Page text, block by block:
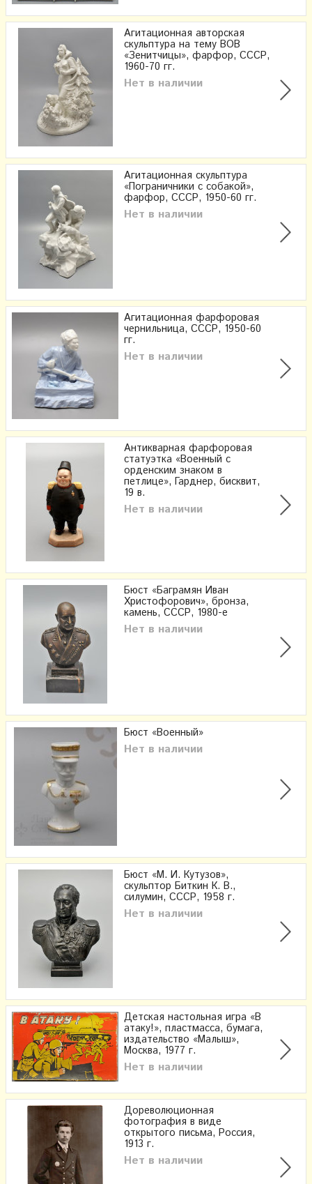
Агитационная авторская
скульптура на тему ВОВ
«Зенитчицы», фарфор, СССР,
1960-70 гг.
Нет в наличии
Агитационная скульптура
«Пограничники с собакой»,
фарфор, СССР, 1950-60 гг.
Нет в наличии
Агитационная фарфоровая
чернильница, СССР, 1950-60
гг.
Нет в наличии
Антикварная фарфоровая
статуэтка «Военный с
орденским знаком в
петлице», Гарднер, бисквит,
19 в.
Нет в наличии
Бюст «Баграмян Иван
Христофорович», бронза,
камень, СССР, 1980-е
Нет в наличии
Бюст «Военный»
Нет в наличии
Бюст «М. И. Кутузов»,
скульптор Биткин К. В.,
силумин, СССР, 1958 г.
Нет в наличии
Детская настольная игра «В
атаку!», пластмасса, бумага,
издательство «Малыш»,
Москва, 1977 г.
Нет в наличии
Дореволюционная
фотография в виде
открытого письма, Россия,
1913 г.
Нет в наличии